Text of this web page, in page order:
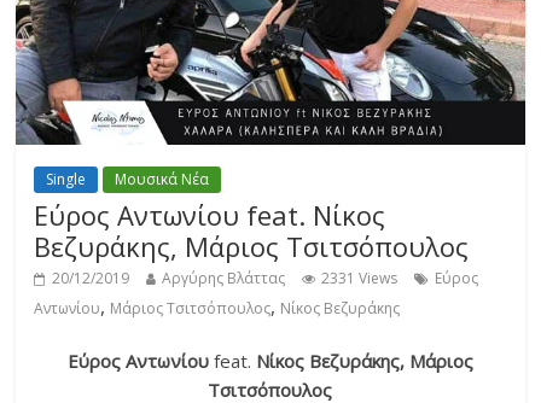
Single Μουσικά Νέα
Εύρος Αντωνίου feat. Νίκος
Βεζυράκης, Μάριος Τσιτσόπουλος
20/12/2019 Αργύρης Βλάττας 2331 Views
Εύρος
Αντωνίου, Μάριος Τσιτσόπουλος, Νίκος Βεζυράκης
Εύρος Αντωνίουfeat. Νίκος Βεζυράκης, Μάριος
Τσιτσόπουλος